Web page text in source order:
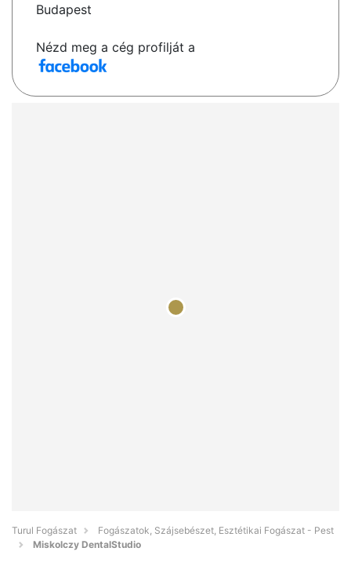
Budapest
Nézd meg a cég profilját a
Turul Fogászat
Fogászatok, Szájsebészet, Esztétikai Fogászat - Pest
Miskolczy DentalStudio